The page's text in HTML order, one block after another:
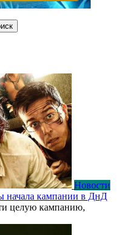
Новости
начала кампании в ДнД
целую кампанию,